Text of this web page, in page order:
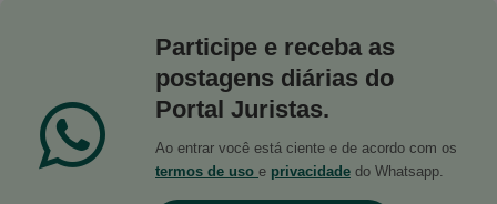
Participe e receba as
postagens diárias do
Portal Juristas.
Ao entrar você está ciente e de acordo com os
termos de uso e privacidade do Whatsapp.